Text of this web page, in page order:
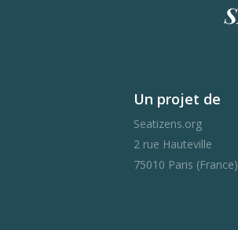
Un projet de
Seatizens.org
2 rue Hauteville
75010 Paris (France)